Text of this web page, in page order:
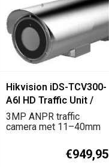
Hikvision iDS-TCV300-
A6I HD Traffic Unit /
ANPR Checkpoint
Camera
3MP ANPR traffic
camera met 11–40mm
kentekenherk...€949,95